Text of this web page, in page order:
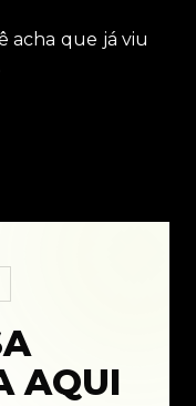
acha que já viu
AQUI